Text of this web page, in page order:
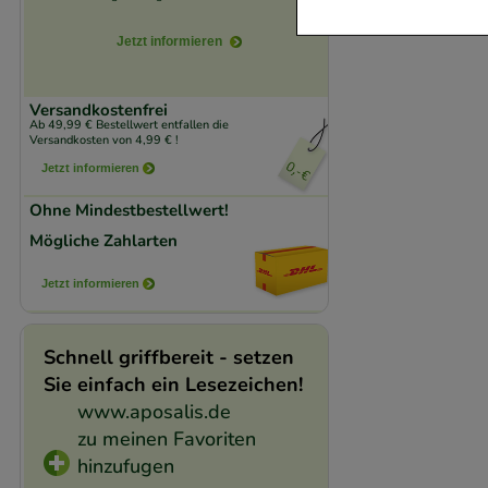
Jetzt informieren
Versandkostenfrei
Ab 49,99 € Bestellwert entfallen die
Versandkosten von 4,99 € !
Jetzt informieren
Ohne Mindestbestellwert!
Mögliche Zahlarten
Jetzt informieren
Schnell griffbereit - setzen
Sie einfach ein Lesezeichen!
www.aposalis.de
zu meinen Favoriten
hinzufugen